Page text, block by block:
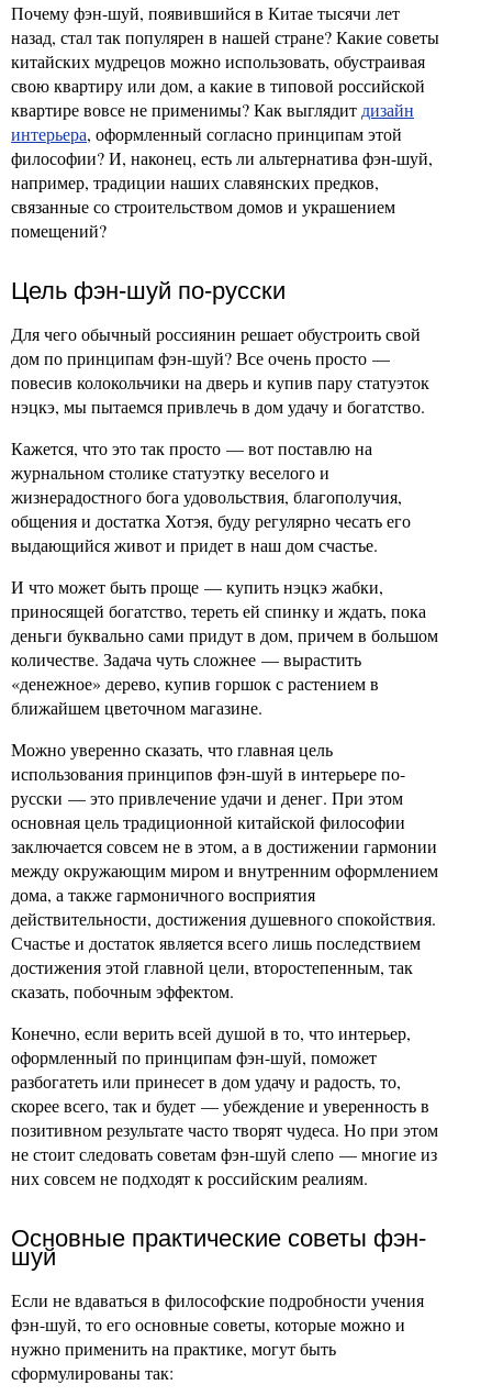
Почему фэн-шуй, появившийся в Китае тысячи лет
назад, стал так популярен в нашей стране? Какие советы
китайских мудрецов можно использовать, обустраивая
свою квартиру или дом, а какие в типовой российской
квартире вовсе не применимы? Как выглядит дизайн
интерьера, оформленный согласно принципам этой
философии? И, наконец, есть ли альтернатива фэн-шуй,
например, традиции наших славянских предков,
связанные со строительством домов и украшением
помещений?
Цель фэн-шуй по-русски
Для чего обычный россиянин решает обустроить свой
дом по принципам фэн-шуй? Все очень просто —
повесив колокольчики на дверь и купив пару статуэток
нэцкэ, мы пытаемся привлечь в дом удачу и богатство.
Кажется, что это так просто — вот поставлю на
журнальном столике статуэтку веселого и
жизнерадостного бога удовольствия, благополучия,
общения и достатка Хотэя, буду регулярно чесать его
выдающийся живот и придет в наш дом счастье.
И что может быть проще — купить нэцкэ жабки,
приносящей богатство, тереть ей спинку и ждать, пока
деньги буквально сами придут в дом, причем в большом
количестве. Задача чуть сложнее — вырастить
«денежное» дерево, купив горшок с растением в
ближайшем цветочном магазине.
Можно уверенно сказать, что главная цель
использования принципов фэн-шуй в интерьере по-
русски — это привлечение удачи и денег. При этом
основная цель традиционной китайской философии
заключается совсем не в этом, а в достижении гармонии
между окружающим миром и внутренним оформлением
дома, а также гармоничного восприятия
действительности, достижения душевного спокойствия.
Счастье и достаток является всего лишь последствием
достижения этой главной цели, второстепенным, так
сказать, побочным эффектом.
Конечно, если верить всей душой в то, что интерьер,
оформленный по принципам фэн-шуй, поможет
разбогатеть или принесет в дом удачу и радость, то,
скорее всего, так и будет — убеждение и уверенность в
позитивном результате часто творят чудеса. Но при этом
не стоит следовать советам фэн-шуй слепо — многие из
них совсем не подходят к российским реалиям.
Основные практические советы фэн-
шуй
Если не вдаваться в философские подробности учения
фэн-шуй, то его основные советы, которые можно и
нужно применить на практике, могут быть
сформулированы так: